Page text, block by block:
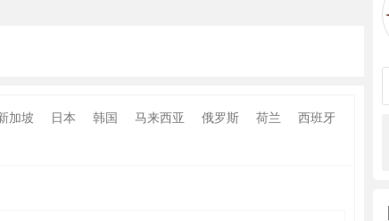
加坡 日本 韩国 马来西亚 俄罗斯 荷兰
西班牙